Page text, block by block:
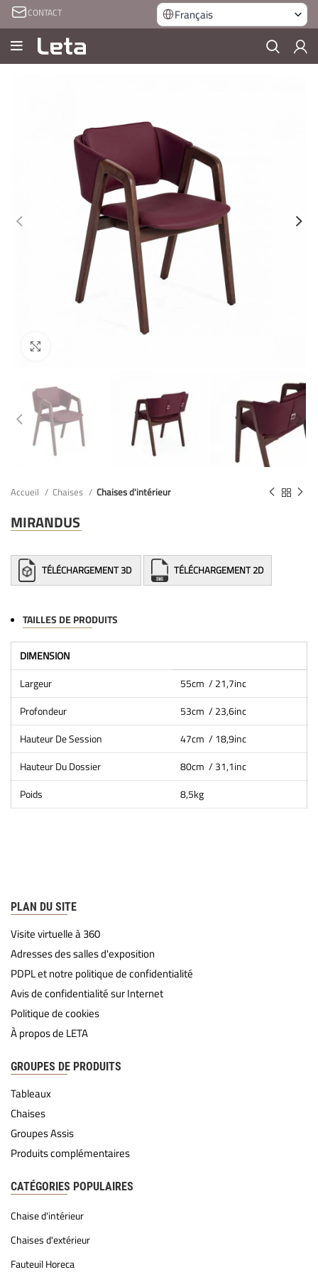
CONTACT Français
Accueil Chaises Chaises d'intérieur
MIRANDUS
TÉLÉCHARGEMENT 3D TÉLÉCHARGEMENT 2D
TAILLES DE PRODUITS
DIMENSION
Largeur
55cm / 21,7inc
Profondeur
53cm / 23,6inc
Hauteur De Session
47cm / 18,9inc
Hauteur Du Dossier
80cm / 31,1inc
Poids
8,5kg
PLAN DU SITE
Visite virtuelle à 360
Adresses des salles d'exposition
PDPL et notre politique de confidentialité
Avis de confidentialité sur Internet
Politique de cookies
À propos de LETA
GROUPES DE PRODUITS
Tableaux
Chaises
Groupes Assis
Produits complémentaires
CATÉGORIES POPULAIRES
Chaise d'intérieur
Chaises d'extérieur
Fauteuil Horeca